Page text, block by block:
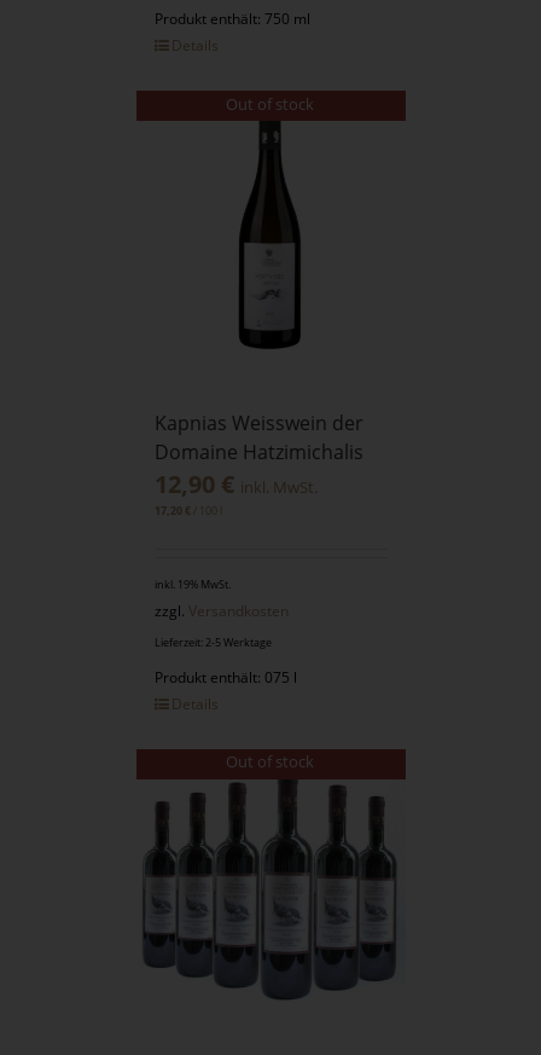
Produkt enthält: 750 ml
Details
Out of stock
Kapnias Weisswein der
Domaine Hatzimichalis
12,90 € inkl. MwSt.
17,20 €/ 100
inkl. 19% MwSt.
zzgl. Versandkosten
Lieferzeit: 2-5 Werktage
Produkt enthält: 075 l
Details
Out of stock